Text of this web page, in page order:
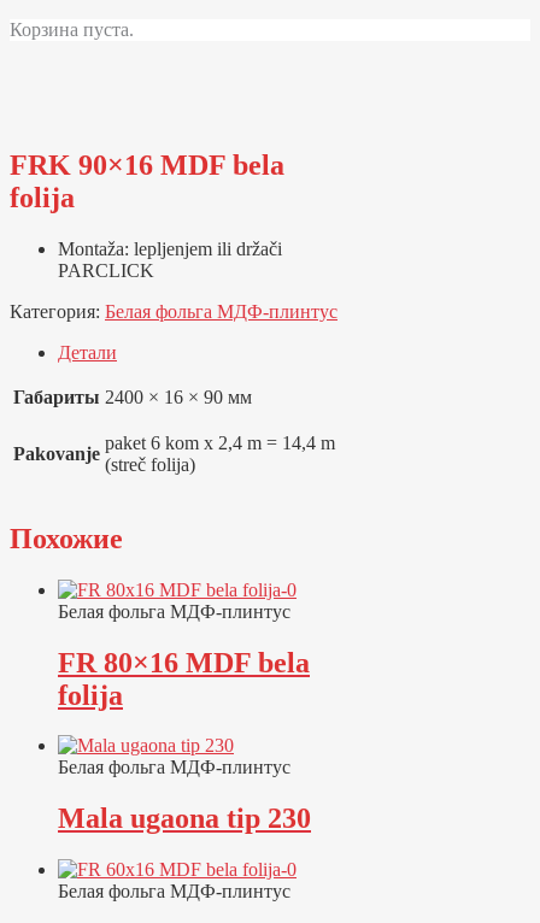
Корзина пуста.
FRK 90×16 MDF bela
folija
Montaža: lepljenjem ili držači
PARCLICK
Категория: Белая фольга МДФ-плинтус
Детали
Габариты 2400 × 16 × 90 мм
Pakovanje
paket 6 kom x 2,4 m = 14,4 m
(streč folija)
Похожие
Белая фольга МДФ-плинтус
FR 80×16 MDF bela
folija
Белая фольга МДФ-плинтус
Mala ugaona tip 230
Белая фольга МДФ-плинтус